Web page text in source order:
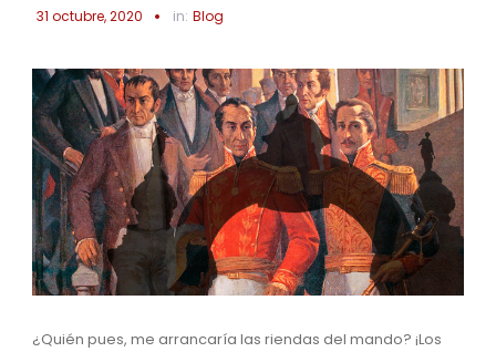
31 octubre, 2020 in: Blog
¿Quién pues, me arrancaría las riendas del mando? ¡Los